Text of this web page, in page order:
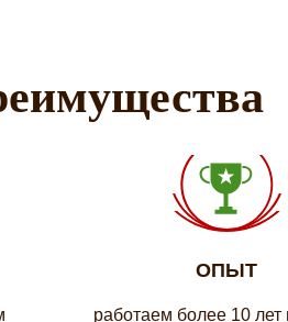
ОПЫТ
работаем более 10 лет